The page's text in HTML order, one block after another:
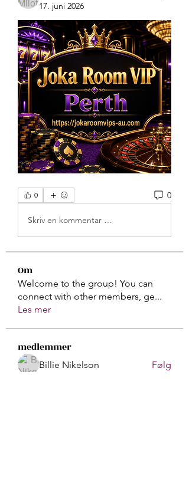
17. juni 2026
0 0
Skriv en kommentar …
Om
Welcome to the group! You can
connect with other members, ge...
Les mer
medlemmer
Billie Nikelson
Følg